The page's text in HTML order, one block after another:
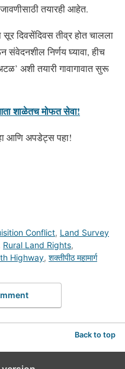
तयारही आहेत.
सूर दिवसेंदिवस तीव्र होत चालला
निर्णय घ्यावा, हीच
अशी तयारी गावागावात सुरू
शाळेतच मोफत सेवा!
आणि अपडेट्स पहा!
Conflict, Land Survey
Rural Land Rights,
Highway, शक्तीपीठ महामार्ग
Back to top